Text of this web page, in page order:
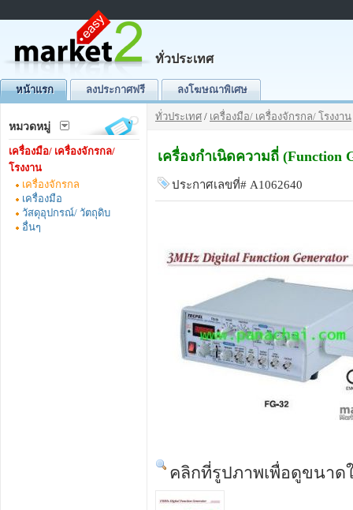
ทั่วประเทศ
หน้าแรก ลงประกาศฟรี ลงโฆษณาพิเศษ
หมวดหมู่
เครื่องมือ/ เครื่องจักรกล/
โรงงาน
เครื่องจักรกล
เครื่องมือ
วัสดุอุปกรณ์/ วัตถุดิบ
อื่นๆ
ทั่วประเทศ / เครื่องมือ/ เครื่องจักรกล/ โรงงาน
เครื่องกำเนิดความถี่ (Function
ประกาศเลขที่# A1062640
คลิกที่รูปภาพเพื่อดูขนาด